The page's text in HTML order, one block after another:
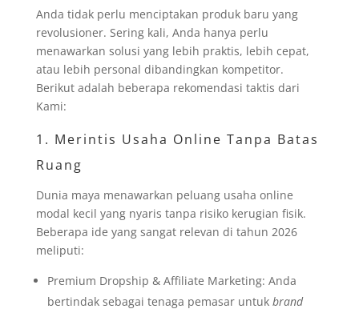
Anda tidak perlu menciptakan produk baru yang
revolusioner. Sering kali, Anda hanya perlu
menawarkan solusi yang lebih praktis, lebih cepat,
atau lebih personal dibandingkan kompetitor.
Berikut adalah beberapa rekomendasi taktis dari
Kami:
1. Merintis Usaha Online Tanpa Batas
Ruang
Dunia maya menawarkan peluang usaha online
modal kecil yang nyaris tanpa risiko kerugian fisik.
Beberapa ide yang sangat relevan di tahun 2026
meliputi:
Premium Dropship & Affiliate Marketing: Anda
bertindak sebagai tenaga pemasar untuk brand